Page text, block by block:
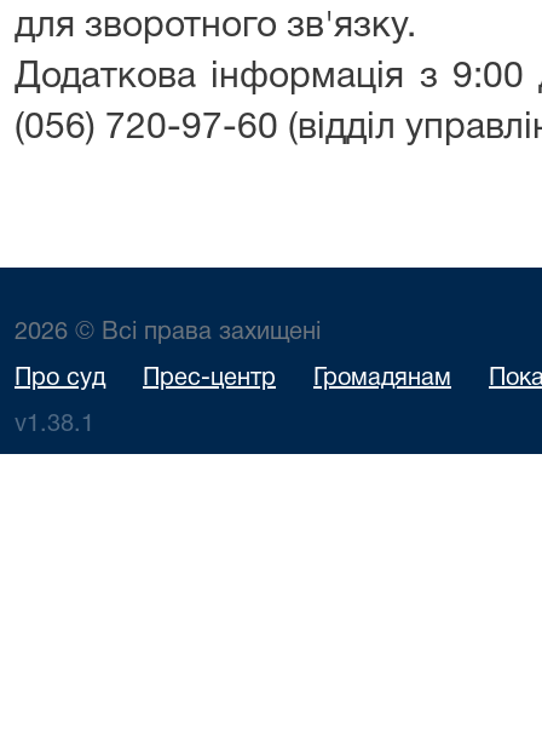
для зворотного зв'язку.
Додаткова інформація з
(056) 720-97-60 (відділ
2026 © Всі права захищені
Про суд Прес-центр Громадянам
v1.38.1